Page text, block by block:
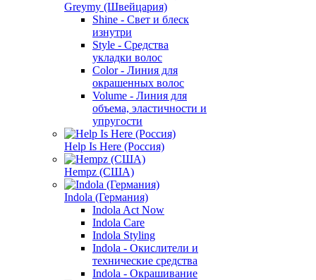
Greymy (Швейцария)
Shine - Свет и блеск
изнутри
Style - Средства
укладки волос
Color - Линия для
окрашенных волос
Volume - Линия для
объема, эластичности и
упругости
Help Is Here (Россия)
Hempz (США)
Indola (Германия)
Indola Act Now
Indola Care
Indola Styling
Indola - Окислители и
технические средства
Indola - Окрашивание